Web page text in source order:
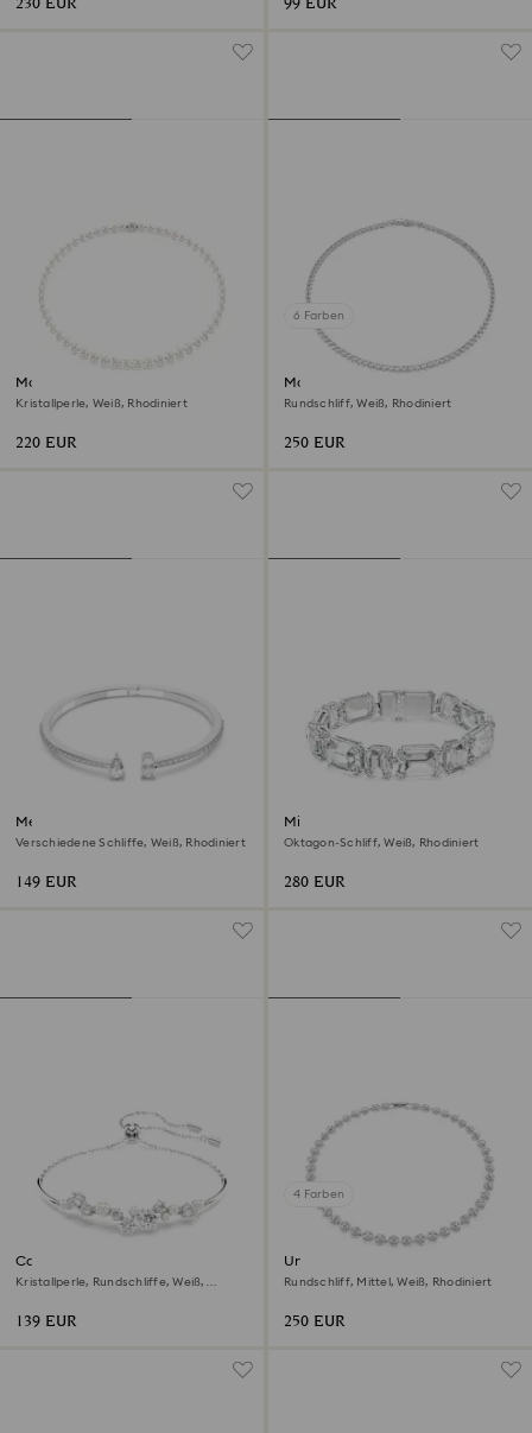
Matrix Halskette
Kristallperle, Weiß, Rhodiniert
220 EUR
6 Farben
Matrix Tennis Halskette
Rundschliff, Weiß, Rhodiniert
250 EUR
Mesmera Armreif
Verschiedene Schliffe, Weiß, Rhodiniert
149 EUR
Millenia Armband
Oktagon-Schliff, Weiß, Rhodiniert
280 EUR
Constella Armreif
Kristallperle, Rundschliffe, Weiß,
139 EUR
4 Farben
Una Angelic Halskette
Rundschliff, Mittel, Weiß, Rhodiniert
250 EUR